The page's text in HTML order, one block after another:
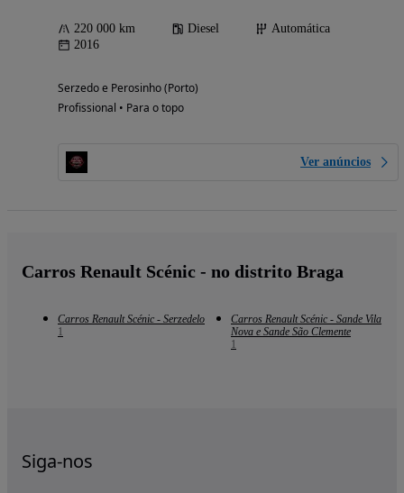
220 000 km Diesel
Automática
2016
Serzedo e Perosinho (Porto)
Profissional • Para o topo
Ver anúncios
Carros Renault Scénic - no distrito Braga
Carros Renault Scénic - Serzedelo
1
Carros Renault Scénic - Sande Vila
Nova e Sande São Clemente
1
Siga-nos